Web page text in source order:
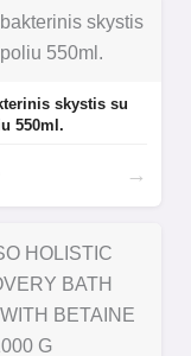
skystis su
550ml.
→